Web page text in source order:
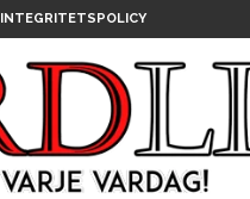
INTEGRITETSPOLICY